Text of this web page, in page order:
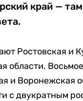
край —
Ростовская и
области.
и Воронежская
с двукратным